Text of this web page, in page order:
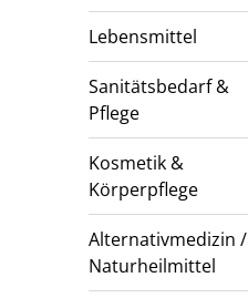
Lebensmittel
Sanitätsbedarf &
Pflege
Kosmetik &
Körperpflege
Alternativmedizin /
Naturheilmittel